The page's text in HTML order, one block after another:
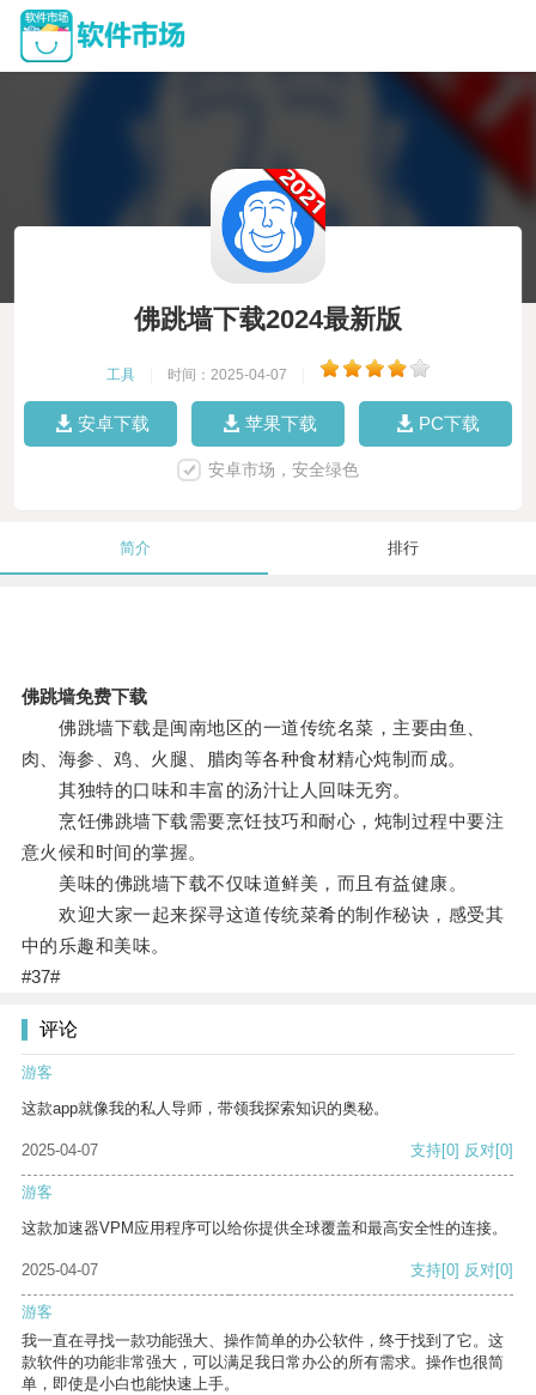
佛跳墙下载2024最新版
工具 时间：2025-04-07
安卓下载 苹果下载 PC下载
安卓市场，安全绿色
简介 排行
佛跳墙免费下载
佛跳墙下载是闽南地区的一道传统名菜，主要由鱼、
肉、海参、鸡、火腿、腊肉等各种食材精心炖制而成。
其独特的口味和丰富的汤汁让人回味无穷。
烹饪佛跳墙下载需要烹饪技巧和耐心，炖制过程中要注
意火候和时间的掌握。
美味的佛跳墙下载不仅味道鲜美，而且有益健康。
欢迎大家一起来探寻这道传统菜肴的制作秘诀，感受其
中的乐趣和美味。
#37#
评论
游客
这款app就像我的私人导师，带领我探索知识的奥秘。
2025-04-07 支持[0] 反对[0]
游客
这款加速器VPM应用程序可以给你提供全球覆盖和最高安全性的连接。
2025-04-07 支持[0] 反对[0]
游客
我一直在寻找一款功能强大、操作简单的办公软件，终于找到了它。这
款软件的功能非常强大，可以满足我日常办公的所有需求。操作也很简
单，即使是小白也能快速上手。